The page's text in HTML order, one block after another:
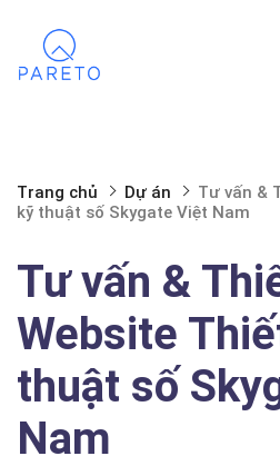
Trang chủ Dự án
Tư vấn &
kỹ thuật số Skygate Việt Nam
Tư vấn &
Website
thuật số
Nam